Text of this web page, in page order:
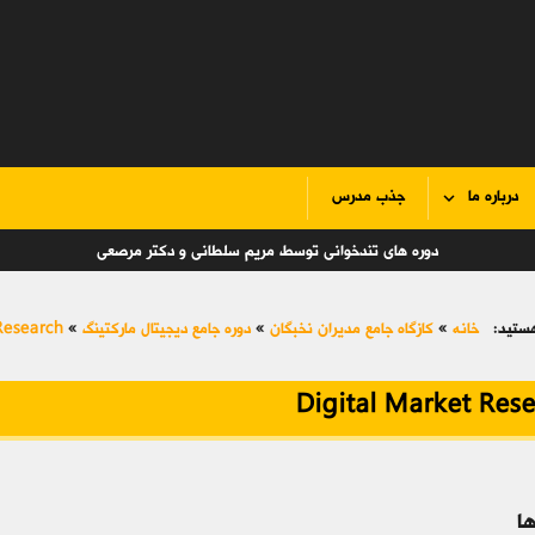
درباره ما جذب مدرس
دوره های تندخوانی توسط مریم سلطانی و دکتر مرصعی
خانه » کازگاه جامع مدیران نخبگان » دوره جامع دیجیتال مارکتینگ »
Digital Market